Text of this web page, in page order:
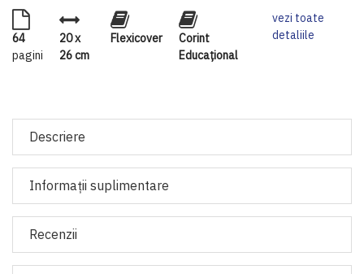
64
pagini
20 x
26 cm
Flexicover
Corint
Educaţional
vezi toate
detaliile
Descriere
Informaţii suplimentare
Recenzii